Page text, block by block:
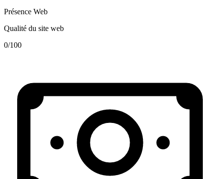
Présence Web
Qualité du site web
0/100